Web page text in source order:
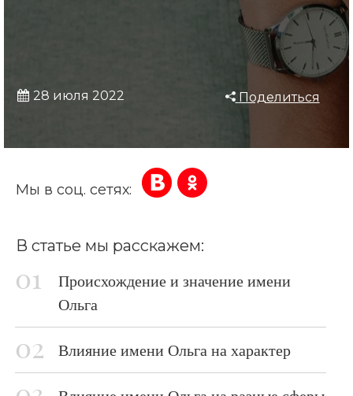
28 июля 2022 Поделиться
Мы в соц. сетях:
В статье мы расскажем:
Происхождение и значение имени
Ольга
Влияние имени Ольга на характер